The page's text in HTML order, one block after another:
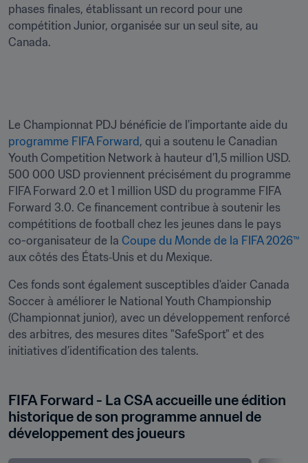
phases finales, établissant un record pour une
compétition Junior, organisée sur un seul site, au
programme FIFA Forward , qui a soutenu le Canadian
Youth Competition Network à hauteur d'1,5 million USD.
500 000 USD proviennent précisément du programme
FIFA Forward 2.0 et 1 million USD du programme FIFA
Forward 3.0. Ce financement contribue à soutenir les
compétitions de football chez les jeunes dans le pays
co-organisateur de la Coupe du Monde de la FIFA 2026™
aux côtés des États‑Unis et du Mexique.
Ces fonds sont également susceptibles d'aider Canada
Soccer à améliorer le National Youth Championship
(Championnat junior), avec un développement renforcé
des arbitres, des mesures dites "SafeSport" et des
initiatives d’identification des talents.
FIFA Forward - La CSA accueille une édition
historique de son programme annuel de
développement des joueurs